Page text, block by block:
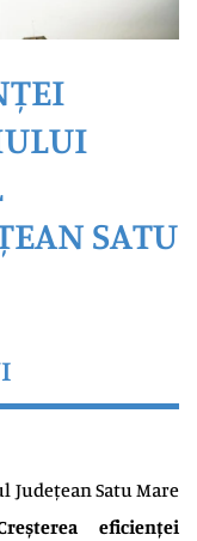
SATU
Județean Satu Mare
eficienței